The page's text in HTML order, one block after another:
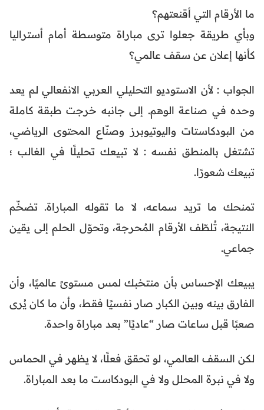
ما الأرقام التي أقنعتهم؟
وبأي طريقة جعلوا ترى مباراة متوسطة أمام أستراليا
كأنها إعلان عن سقف عالمي؟
الجواب : لأن الاستوديو التحليلي العربي الانفعالي لم يعد
وحده في صناعة الوهم. إلى جانبه خرجت طبقة كاملة
من البودكاستات واليوتيوبرز وصنّاع المحتوى الرياضي،
تشتغل بالمنطق نفسه : لا تبيعك تحليلًا في الغالب ؛
تبيعك شعورًا.
تمنحك ما تريد سماعه، لا ما تقوله المباراة. تضخّم
النتيجة، تُلطّف الأرقام المُحرجة، وتحوّل الحلم إلى يقين
جماعي.
يبيعك الإحساس بأن منتخبك لمس مستوىً عالميًا، وأن
الفارق بينه وبين الكبار صار نفسيًا فقط، وأن ما كان يُرى
صعبًا قبل ساعات صار “عاديًا” بعد مباراة واحدة.
لكن السقف العالمي، لو تحقق فعلًا، لا يظهر في الحماس
ولا في نبرة المحلل ولا في البودكاست ما بعد المباراة.